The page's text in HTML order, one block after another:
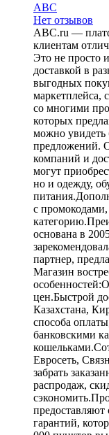
ABC
Нет отзывов
ABC.ru —
клиентам
Это не просто
доставкой в
выгодных
маркетплейса,
со многими
которых
можно увидеть
предложений.
компаний и
могут
но и одежду,
с
основана в
партнер,
Магазин
цен.Быстрой
Казахстана,
способа
банковскими
Евросеть,
забрать
распродаж,
гарантий,